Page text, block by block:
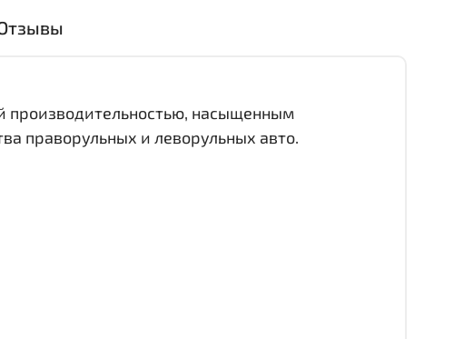
производительностью, насыщенным
праворульных и леворульных авто.